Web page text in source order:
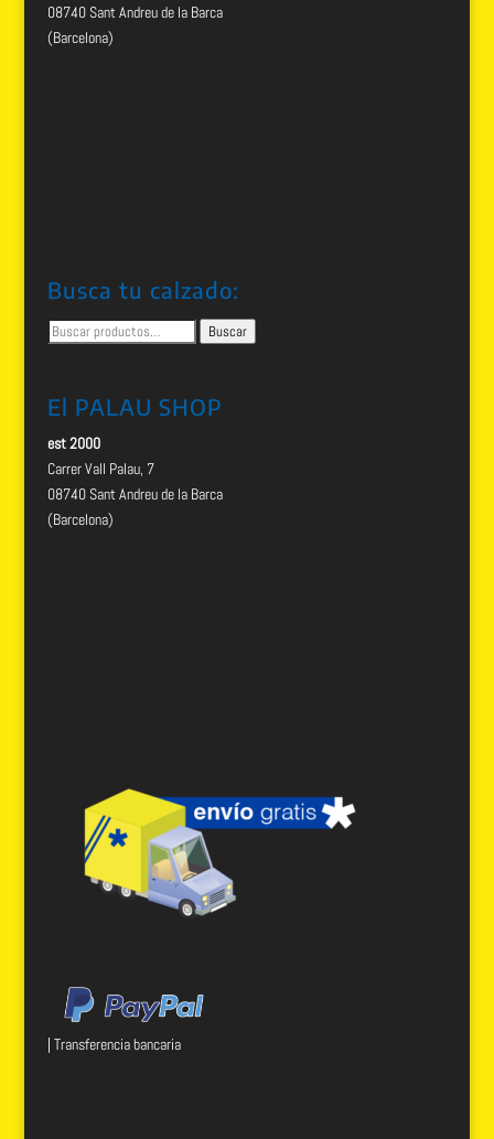
08740 Sant Andreu de la Barca
(Barcelona)
Busca tu calzado:
Buscar
por:
Buscar
El PALAU SHOP
est 2000
Carrer Vall Palau, 7
08740 Sant Andreu de la Barca
(Barcelona)
| Transferencia bancaria